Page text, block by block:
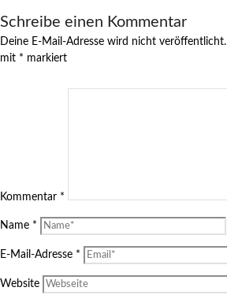
Schreibe einen Kommentar
Deine E-Mail-Adresse wird nicht veröffentlicht.
mit * markiert
Kommentar *
Name *
E-Mail-Adresse *
Website